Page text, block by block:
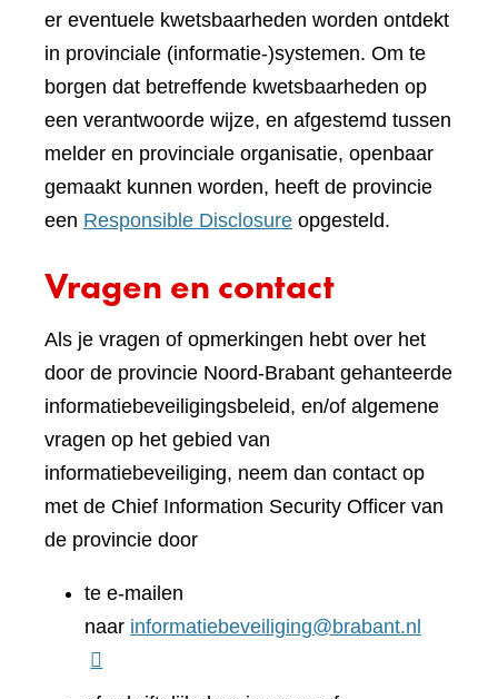
er eventuele kwetsbaarheden worden ontdekt
in provinciale (informatie-)systemen. Om te
borgen dat betreffende kwetsbaarheden op
een verantwoorde wijze, en afgestemd tussen
melder en provinciale organisatie, openbaar
gemaakt kunnen worden, heeft de provincie
een Responsible Disclosure opgesteld.
Vragen en contact
Als je vragen of opmerkingen hebt over het
door de provincie Noord-Brabant gehanteerde
informatiebeveiligingsbeleid, en/of algemene
vragen op het gebied van
informatiebeveiliging, neem dan contact op
met de Chief Information Security Officer van
de provincie door
te e-mailen
naar informatiebeveiliging@brabant.nl